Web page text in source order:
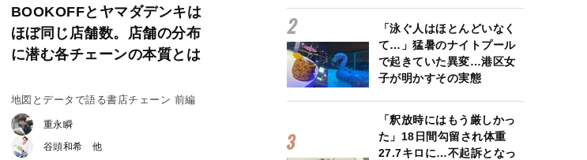
BOOKOFFとヤマダデンキは
ほぼ同じ店舗数。店舗の分布
に潜む各チェーンの本質とは
地図とデータで語る書店チェーン 前編
重永瞬
谷頭和希
「泳ぐ人はほとんどいなく
て…」猛暑のナイトプール
で起きていた異変…港区女
子が明かすその実態
「釈放時にはもう厳しかっ
た」18日間勾留され体重
27.7キロに…不起訴となっ